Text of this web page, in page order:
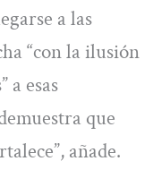
a las
“con la ilusión
a esas
que
añade.